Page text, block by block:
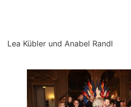
Lea Kübler und Anabel Randl